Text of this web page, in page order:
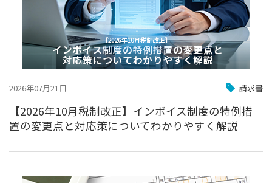
2026年07月21日 請求書
【2026年10月税制改正】インボイス制度の特例措
置の変更点と対応策についてわかりやすく解説